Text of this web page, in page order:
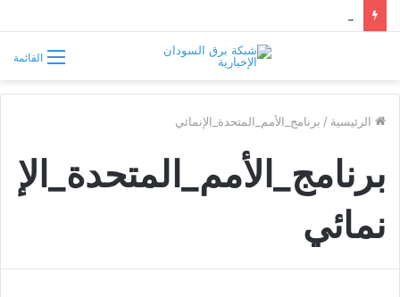
القائمة
الرئيسية / برنامج_الأمم_المتحدة_الإنمائي
برنامج_الأمم_المتحدة_الإ
نمائي